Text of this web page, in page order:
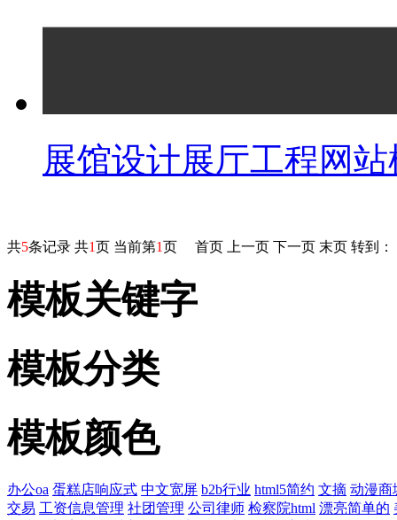
展馆设计展厅工程网
共5条记录 共1页 当前第1页 首页 上一页 下一页 末页 转到：
模板关键字
模板分类
模板颜色
办公oa 蛋糕店响应式 中文宽屏 b2b行业 html5简约 文摘 动漫商
交易 工资信息管理 社团管理 公司律师 检察院html 漂亮简单的